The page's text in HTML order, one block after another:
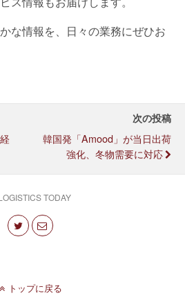
な情報を、日々の業務にぜひお
次の投稿
韓国発「amood」が当日出荷
強化、冬物需要に対応
TODAY
トップに戻る